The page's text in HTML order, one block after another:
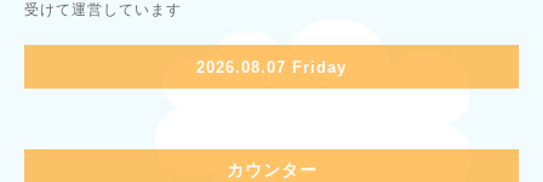
受けて運営しています
2026.08.07 Friday
カウンター